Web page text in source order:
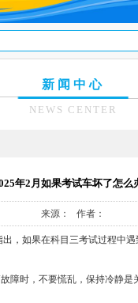
新闻中心
NEWS CENTER
年2月如果考试车坏了怎么
来源： 作者：
，如果在科目三考试过程中
障时，不要慌乱，保持冷静是